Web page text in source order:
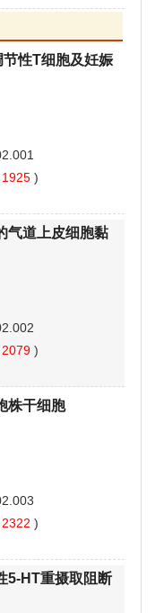
性T细胞及妊娠
1925 )
气道上皮细胞黏
2079 )
株干细胞
2322 )
5-HT重摄取阻断